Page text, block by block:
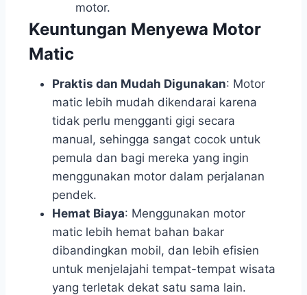
motor.
Keuntungan Menyewa Motor
Matic
Praktis dan Mudah Digunakan: Motor
matic lebih mudah dikendarai karena
tidak perlu mengganti gigi secara
manual, sehingga sangat cocok untuk
pemula dan bagi mereka yang ingin
menggunakan motor dalam perjalanan
pendek.
Hemat Biaya: Menggunakan motor
matic lebih hemat bahan bakar
dibandingkan mobil, dan lebih efisien
untuk menjelajahi tempat-tempat wisata
yang terletak dekat satu sama lain.